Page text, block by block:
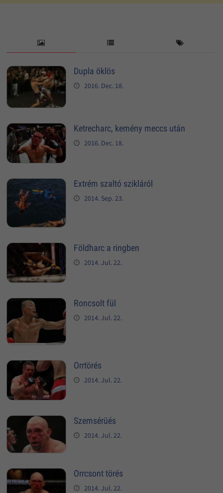
Dupla öklös
2016. Dec. 18.
Ketrecharc, kemény meccs után
2016. Dec. 18.
Extrém szaltó szikláról
2014. Sep. 23.
Földharc a ringben
2014. Jul. 22.
Roncsolt fül
2014. Jul. 22.
Orrtörés
2014. Jul. 22.
Szemsérüés
2014. Jul. 22.
Orrcsont törés
2014. Jul. 22.